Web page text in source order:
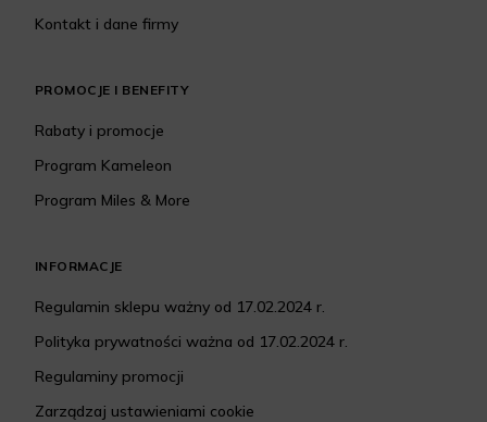
Kontakt i dane firmy
PROMOCJE I BENEFITY
Rabaty i promocje
Program Kameleon
Program Miles & More
INFORMACJE
Regulamin sklepu ważny od 17.02.2024 r.
Polityka prywatności ważna od 17.02.2024 r.
Regulaminy promocji
Zarządzaj ustawieniami cookie